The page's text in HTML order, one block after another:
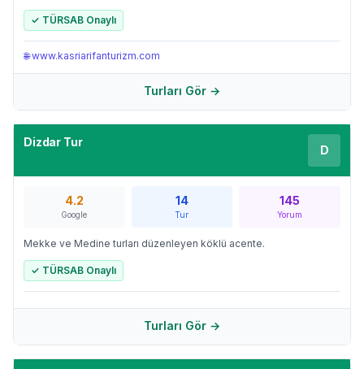
✓ TÜRSAB Onaylı
🌐www.kasriarifanturizm.com
Turları Gör →
Dizdar Tur
D
4.2
Google
14
Tur
145
Yorum
Mekke ve Medine turları düzenleyen köklü acente.
✓ TÜRSAB Onaylı
Turları Gör →